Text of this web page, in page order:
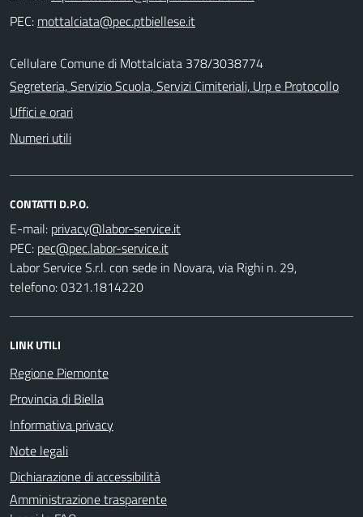
PEC:
Cellulare Comune di Mottalciata 378/3038774
Segreteria, Servizio Scuola, Servizi Cimiteriali, Urp e Protocollo
Uffici e orari
Numeri utili
CONTATTI D.P.O.
E-mail:
PEC:
Labor Service S.r.l. con sede in Novara, via Righi n. 29,
telefono: 0321.1814220
LINK UTILI
Regione Piemonte
Provincia di Biella
Informativa privacy
Note legali
Dichiarazione di accessibilità
Amministrazione trasparente